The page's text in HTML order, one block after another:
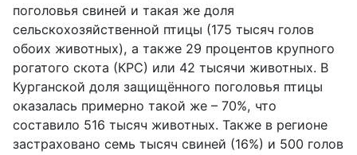
поголовья свиней и такая же доля
сельскохозяйственной птицы (175 тысяч голов
обоих животных), а также 29 процентов крупного
рогатого скота (КРС) или 42 тысячи животных. В
Курганской доля защищённого поголовья птицы
оказалась примерно такой же – 70%, что
составило 516 тысяч животных. Также в регионе
застраховано семь тысяч свиней (16%) и 500 голов